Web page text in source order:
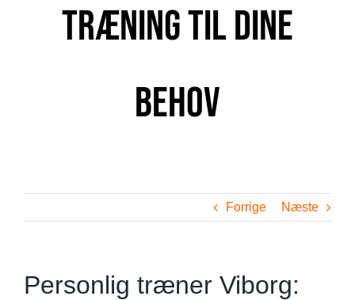
træning til dine
behov
Forrige Næste
Personlig træner Viborg: